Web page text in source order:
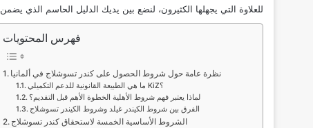
للعلاوة التي يجهلها الكثيرون، لنضع بين يديك الدليل الحاسم
فهرس المحتويات
نظرة عامة حول شروط الحصول على كندر تسوشلاج في ألمانيا
ما هي الطبيعة القانونية للدعم التكميلي KiZ؟
لماذا يعتبر فهم شروط الأهلية الخطوة الأهم قبل التقديم؟
الفرق بين شروط الكيندر غيلد وشروط الكيندر تسوشلاج
الشروط الأساسية الخمسة لاستحقاق كندر تسوشلاج